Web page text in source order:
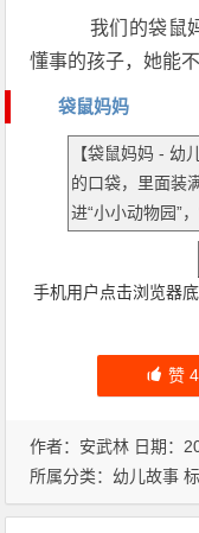
我们的袋鼠
懂事的孩子，她能不
袋鼠妈妈
手机用户点击浏览器
赞
作者：安武林 日期：
所属分类： 幼儿故事